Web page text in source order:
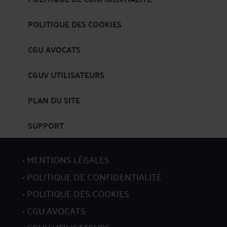
POLITIQUE DES COOKIES
CGU AVOCATS
CGUV UTILISATEURS
PLAN DU SITE
SUPPORT
MENTIONS LÉGALES
POLITIQUE DE CONFIDENTIALITÉ
POLITIQUE DES COOKIES
CGU AVOCATS